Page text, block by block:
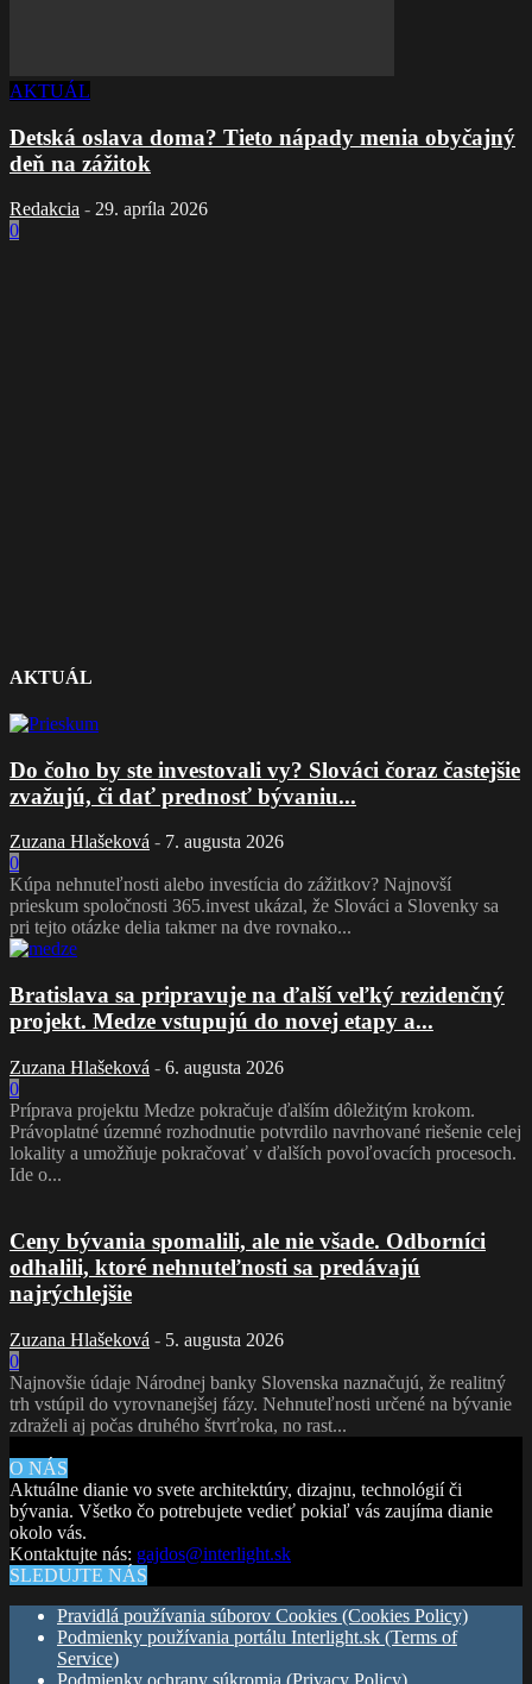
AKTUÁL
Detská oslava doma? Tieto nápady menia obyčajný
deň na zážitok
Redakcia - 29. apríla 2026
0
AKTUÁL
Do čoho by ste investovali vy? Slováci čoraz častejšie
zvažujú, či dať prednosť bývaniu...
Zuzana Hlašeková - 7. augusta 2026
0
Kúpa nehnuteľnosti alebo investícia do zážitkov? Najnovší
prieskum spoločnosti 365.invest ukázal, že Slováci a Slovenky sa
pri tejto otázke delia takmer na dve rovnako...
Bratislava sa pripravuje na ďalší veľký rezidenčný
projekt. Medze vstupujú do novej etapy a...
Zuzana Hlašeková - 6. augusta 2026
0
Príprava projektu Medze pokračuje ďalším dôležitým krokom.
Právoplatné územné rozhodnutie potvrdilo navrhované riešenie celej
lokality a umožňuje pokračovať v ďalších povoľovacích procesoch.
Ide o...
Ceny bývania spomalili, ale nie všade. Odborníci
odhalili, ktoré nehnuteľnosti sa predávajú
najrýchlejšie
Zuzana Hlašeková - 5. augusta 2026
0
Najnovšie údaje Národnej banky Slovenska naznačujú, že realitný
trh vstúpil do vyrovnanejšej fázy. Nehnuteľnosti určené na bývanie
zdraželi aj počas druhého štvrťroka, no rast...
O NÁS
Aktuálne dianie vo svete architektúry, dizajnu, technológií či
bývania. Všetko čo potrebujete vedieť pokiaľ vás zaujíma dianie
okolo vás.
Kontaktujte nás: gajdos@interlight.sk
SLEDUJTE NÁS
Pravidlá používania súborov Cookies (Cookies Policy)
Podmienky používania portálu Interlight.sk (Terms of
Service)